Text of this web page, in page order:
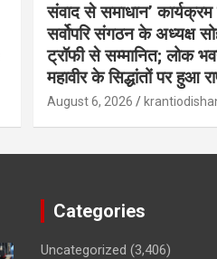
संवाद से समाधान’ कार्यक्रम
सर्वोपरि संगठन के अध्यक्ष
ट्रॉफी से सम्मानित; लोक
महावीर के सिद्धांतों पर हुआ
August 6, 2026
Categories
Uncategorized (3,406)